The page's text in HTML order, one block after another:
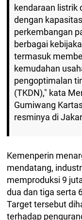
kendaraan listrik
dengan
perkembangan
berbagai
termasuk
kemudahan
pengoptimalan
(TKDN)," kata
Gumiwang
resminya di
Kemenperin
mendatang,
memproduksi 9
dua dan tiga serta
Target tersebut
terhadap